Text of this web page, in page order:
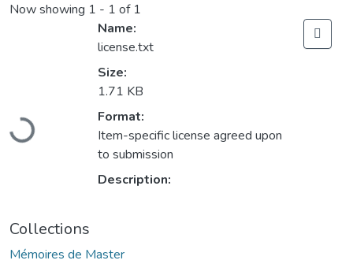
Now showing 1 - 1 of 1
Loading...
Name:
license.txt
Size:
1.71 KB
Format:
Item-specific license agreed upon
to submission
Description:
Collections
Mémoires de Master